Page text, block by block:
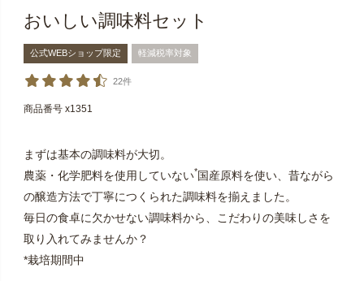
おいしい調味料セット
公式WEBショップ限定 軽減税率対象
22件
商品番号 x1351
まずは基本の調味料が大切。
農薬・化学肥料を使用していない*国産原料を使い、昔ながら
の醸造方法で丁寧につくられた調味料を揃えました。
毎日の食卓に欠かせない調味料から、こだわりの美味しさを
取り入れてみませんか？
*栽培期間中